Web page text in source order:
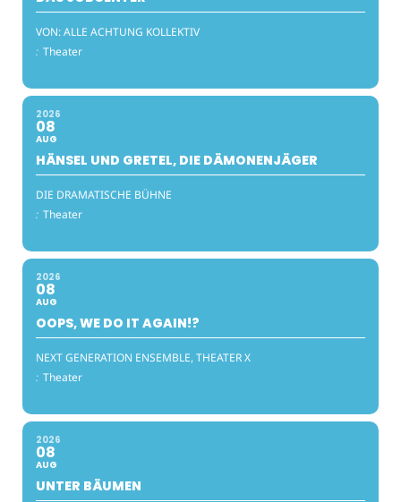
VON: ALLE ACHTUNG KOLLEKTIV
: Theater
2026
08
AUG
HÄNSEL UND GRETEL, DIE DÄMONENJÄGER
DIE DRAMATISCHE BÜHNE
: Theater
2026
08
AUG
OOPS, WE DO IT AGAIN!?
NEXT GENERATION ENSEMBLE, THEATER X
: Theater
2026
08
AUG
UNTER BÄUMEN